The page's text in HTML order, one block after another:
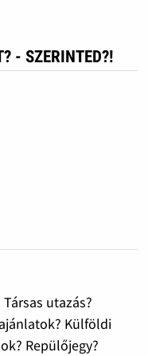
- SZERINTED?!
utazás?
Külföldi
Repülőjegy?